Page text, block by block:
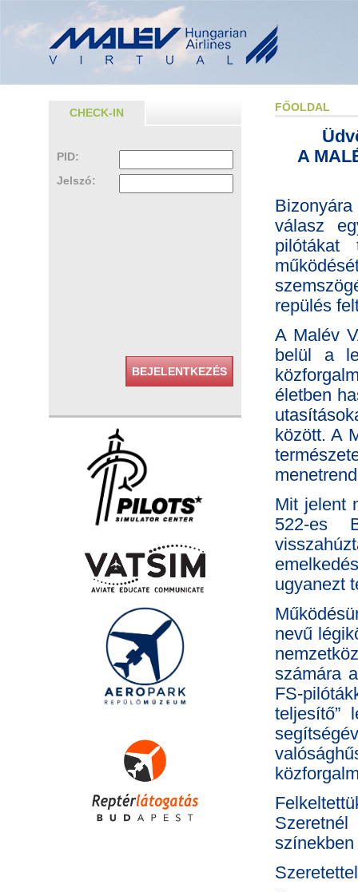
FŐOLDAL
A
válasz
pilótákat
repülés
A Malév
belül a
életben
között. A
Mit jelent
522-es
ugyanezt
nevű
számára
FS-
teljesítő”
CHECK-IN
PID:
Jelszó:
BEJELENTKEZÉS